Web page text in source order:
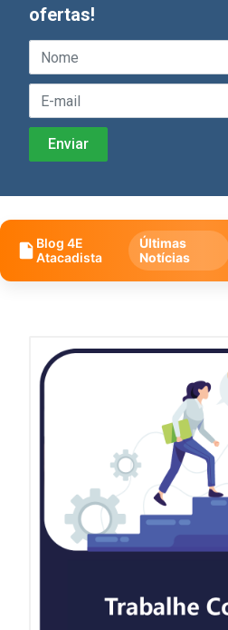
ofertas!
Blog 4E
Atacadista
Últimas
Notícias